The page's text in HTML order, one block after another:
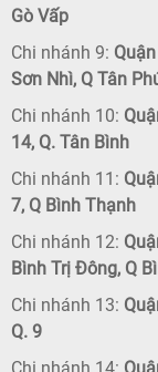
Gò Vấp
Chi nhánh 9:
Sơn Nhì, Q Tân
Chi nhánh 10:
14, Q. Tân Bình
Chi nhánh 11:
7, Q Bình Thạnh
Chi nhánh 12:
Bình Trị Đông, Q
Chi nhánh 13:
Q. 9